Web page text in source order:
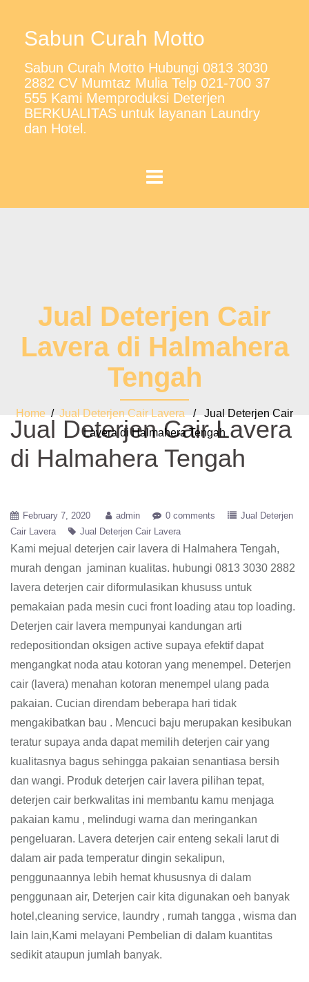
Sabun Curah Motto
Sabun Curah Motto Hubungi 0813 3030
2882 CV Mumtaz Mulia Telp 021-700 37
555 Kami Memproduksi Deterjen
BERKUALITAS untuk layanan Laundry
dan Hotel.
Jual Deterjen Cair
Lavera di Halmahera
Tengah
Home / Jual Deterjen Cair Lavera / Jual Deterjen Cair
Lavera di Halmahera Tengah
Jual Deterjen Cair Lavera
di Halmahera Tengah
February 7, 2020 admin 0 comments
Jual Deterjen
Cair Lavera
Jual Deterjen Cair Lavera
Kami mejual deterjen cair lavera di Halmahera Tengah,
murah dengan jaminan kualitas. hubungi 0813 3030 2882
lavera deterjen cair diformulasikan khususs untuk
pemakaian pada mesin cuci front loading atau top loading.
Deterjen cair lavera mempunyai kandungan arti
redepositiondan oksigen active supaya efektif dapat
mengangkat noda atau kotoran yang menempel. Deterjen
cair (lavera) menahan kotoran menempel ulang pada
pakaian. Cucian direndam beberapa hari tidak
mengakibatkan bau . Mencuci baju merupakan kesibukan
teratur supaya anda dapat memilih deterjen cair yang
kualitasnya bagus sehingga pakaian senantiasa bersih
dan wangi. Produk deterjen cair lavera pilihan tepat,
deterjen cair berkwalitas ini membantu kamu menjaga
pakaian kamu , melindugi warna dan meringankan
pengeluaran. Lavera deterjen cair enteng sekali larut di
dalam air pada temperatur dingin sekalipun,
penggunaannya lebih hemat khususnya di dalam
penggunaan air, Deterjen cair kita digunakan oeh banyak
hotel,cleaning service, laundry , rumah tangga , wisma dan
lain lain,Kami melayani Pembelian di dalam kuantitas
sedikit ataupun jumlah banyak.